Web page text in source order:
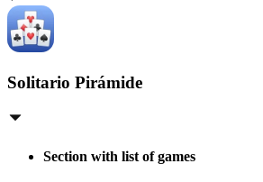
Solitario Pirámide
Section with list of games